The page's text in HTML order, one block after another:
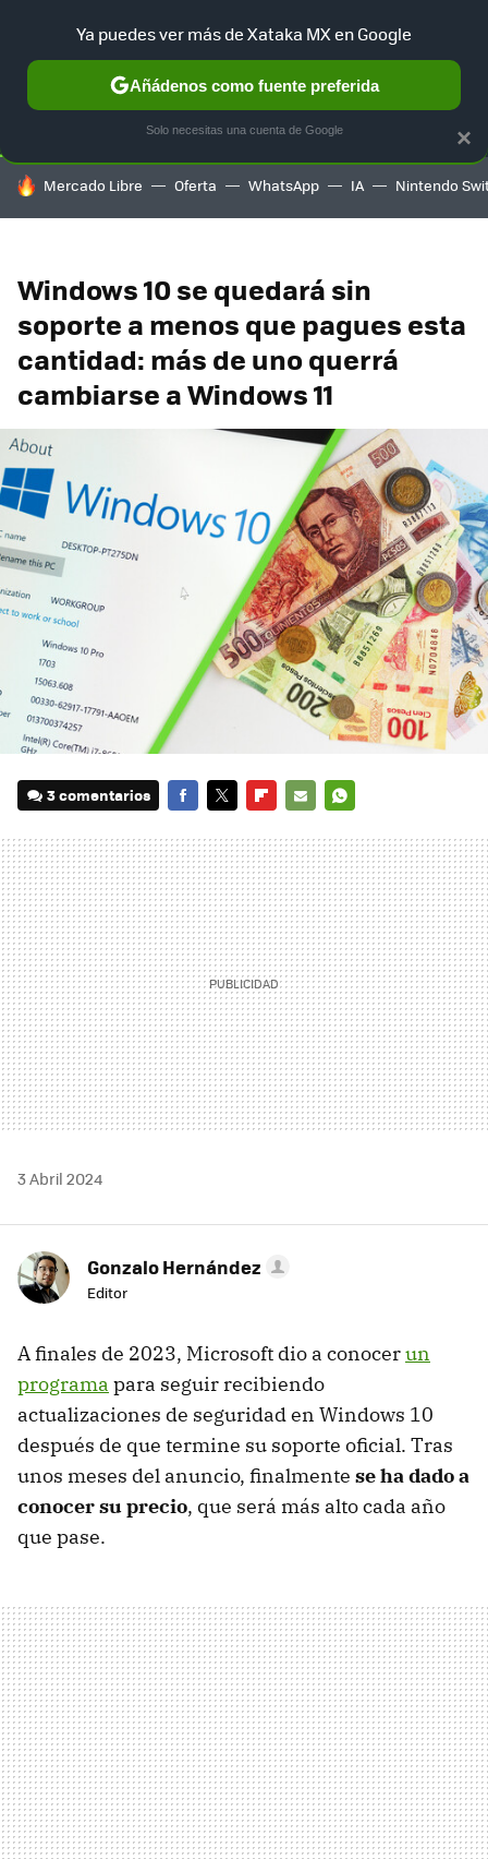
SELECCIÓN GAMING HOME AUTO TERRITORIO
HOY SE HABLA DE
Mercado Libre Oferta WhatsApp IA Nintendo
Windows 10 se quedará sin
soporte a menos que pagues esta
cantidad: más de uno querrá
cambiarse a Windows 11
3 comentarios
MAIL
3 Abril 2024
Gonzalo Hernández
Editor
A finales de 2023, Microsoft dio a conocerun
programa para seguir recibiendo
actualizaciones de seguridad en Windows 10
después de que termine su soporte oficial. Tras
unos meses del anuncio, finalmente se ha dado a
conocer su precio, que será más alto cada año
que pase.
×
Ya puedes ver más de Xataka MX en Google
Añádenos como fuente preferida
Solo necesitas una cuenta de Google